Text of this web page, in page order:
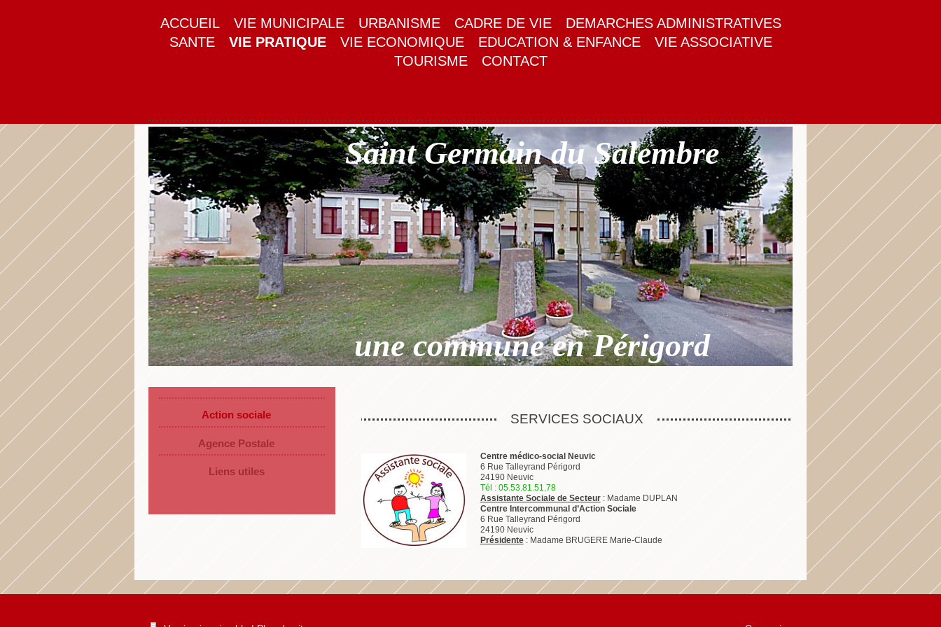
ACCUEIL VIE MUNICIPALE URBANISME CADRE DE VIE
DEMARCHES ADMINISTRATIVES
SANTE
VIE PRATIQUE VIE ECONOMIQUE EDUCATION & ENFANCE
VIE ASSOCIATIVE
TOURISME
CONTACT
Saint Germain du Salembre
une commune en Périgord
SERVICES SOCIAUX
Centre médico-social Neuvic
6 Rue Talleyrand Périgord
24190 Neuvic
Tél : 05.53.81.51.78
Assistante Sociale de Secteur: Madame DUPLAN
Centre Intercommunal d’Action Sociale
6 Rue Talleyrand Périgord
24190 Neuvic
Présidente: Madame BRUGERE Marie-Claude
Action sociale
Agence Postale
Liens utiles